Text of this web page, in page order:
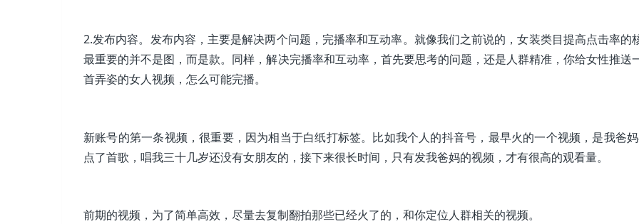
2.发布内容。发布内容，主要是解决两个问题，完播率和互动率。就像我们之前说的，女装类目提高点击率的
最重要的并不是图，而是款。同样，解决完播率和互动率，首先要思考的问题，还是人群精准，你给女性推送
首弄姿的女人视频，怎么可能完播。
新账号的第一条视频，很重要，因为相当于白纸打标签。比如我个人的抖音号，最早火的一个视频，是我爸
点了首歌，唱我三十几岁还没有女朋友的，接下来很长时间，只有发我爸妈的视频，才有很高的观看量。
前期的视频，为了简单高效，尽量去复制翻拍那些已经火了的，和你定位人群相关的视频。